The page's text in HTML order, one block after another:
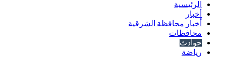
الرئيسية
أخبار
أخبار محافظة الشرقية
محافظات
حوادث
رياضة